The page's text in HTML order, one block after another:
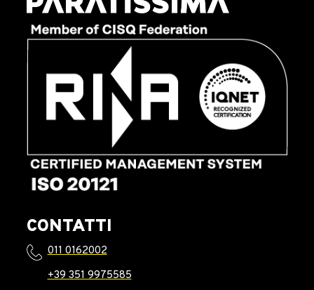
CONTATTI
011 0162002
+39 351 9975585